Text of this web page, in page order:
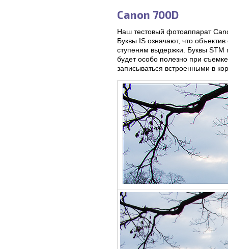
Canon 700D
Наш тестовый фотоаппарат
Буквы IS означают, что
ступеням выдержки. Буквы STM
будет особо полезно при
записываться встроенными в